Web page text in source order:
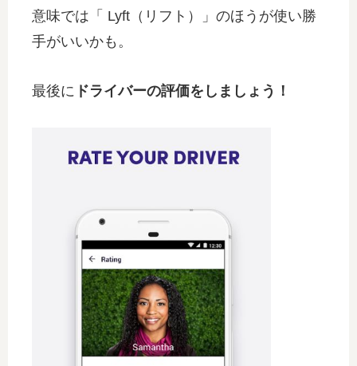
意味では「 Lyft（リフト）」のほうが使い勝
手がいいかも。
最後に ドライバーの評価をしましょう！